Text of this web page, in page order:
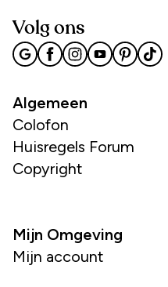
Volg ons
Algemeen
Colofon
Huisregels Forum
Copyright
Mijn Omgeving
Mijn account